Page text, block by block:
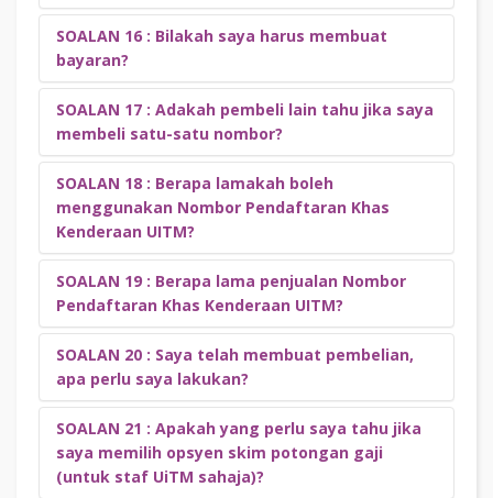
dibuat dan kelulusan pembelian yang telah dibuat.
Pembeli hanya boleh melakukan pembayaran secara dalam
talian melalui Portal UITMNO sahaja. Sila klik
mengetahui kaedah bayaran tersebut.
SOALAN 16 : Bilakah saya harus membuat
bayaran?
Bayaran boleh dibuat melalui Portal UITMNO secara atas
talian selepas memilih Nombor Pendaftaran Khas
Kenderaan UITM.
SOALAN 17 : Adakah pembeli lain tahu jika saya
membeli satu-satu nombor?
YA, setelah pembelian dibuat Nombor Pendaftaran Khas
Kenderaan UITM akan mengeluarkan status telah
ditempah. Dan sekiranya telah diluluskan pembeliannya,
tidak akan dipaparkan nombor plat yang telah diluluskan.
SOALAN 18 : Berapa lamakah boleh
menggunakan Nombor Pendaftaran Khas
Kenderaan UITM?
Selama -lamanya, seperti yang telah ditetapkan oleh pihak
Jabatan Pengangkutan Jalan (JPJ).
SOALAN 19 : Berapa lama penjualan Nombor
Pendaftaran Khas Kenderaan UITM?
Penjualan, pembelian dan pendaftaran Nombor Pendaftaran
Khas Kenderaan UITM akan dijalankan sehingga 30
November 2025.
SOALAN 20 : Saya telah membuat pembelian,
apa perlu saya lakukan?
Emel kelulusan pembelian akan diberikan dalam tempoh 3
(tiga) hari bekerja selepas pembelian dibuat, sijil
pendaftaran Nombor Pendaftaran Khas Kenderaan UITM
SOALAN 21 : Apakah yang perlu saya tahu jika
saya memilih opsyen skim potongan gaji
(untuk staf UiTM sahaja)?